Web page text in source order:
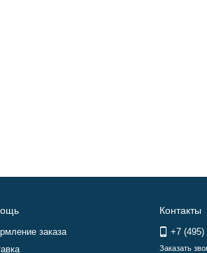
заказа
Контакты
+7 (495)
Заказать